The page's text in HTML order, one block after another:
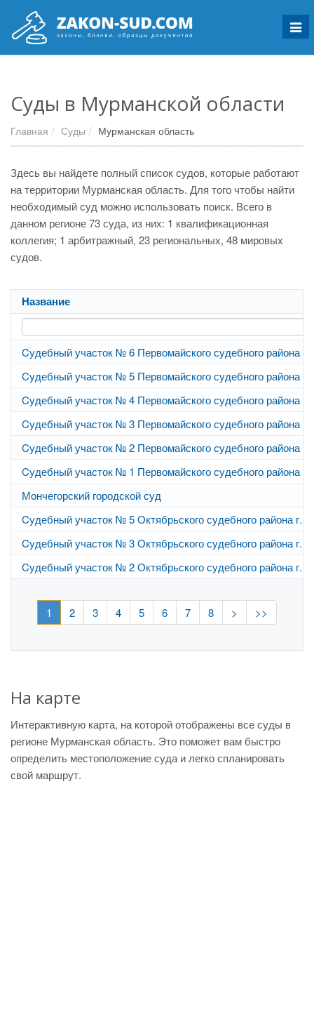
Суды в Мурманской области
Главная Суды Мурманская область
Здесь вы найдете полный список судов, которые работают
на территории Мурманская область. Для того чтобы найти
необходимый суд можно использовать поиск. Всего в
данном регионе 73 суда, из них: 1 квалификационная
коллегия; 1 арбитражный, 23 региональных, 48 мировых
судов.
Название
Cудебный участок № 6 Первомайского судебного района
Cудебный участок № 5 Первомайского судебного района
Cудебный участок № 4 Первомайского судебного района
Cудебный участок № 3 Первомайского судебного района
Cудебный участок № 2 Первомайского судебного района
Cудебный участок № 1 Первомайского судебного района
Мончегорский городской суд
Cудебный участок № 5 Октябрьского судебного района г.
Cудебный участок № 3 Октябрьского судебного района г.
Cудебный участок № 2 Октябрьского судебного района г.
1 2 3 4 5 6 7 8 > >>
На карте
Интерактивную карта, на которой отображены все суды в
регионе Мурманская область. Это поможет вам быстро
определить местоположение суда и легко спланировать
свой маршрут.